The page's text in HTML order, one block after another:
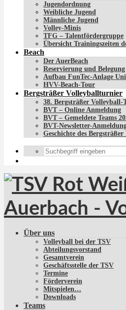
Jugendordnung
Weibliche Jugend
Männliche Jugend
Volley-Minis
TFG – Talentfördergruppe
Übersicht Trainingszeiten
Beach
Der AuerBeach
Reservierung und Belegung
Aufbau FunTec-Anlage
HVV-Beach-Tour
Bergsträßer Volleyballturnier
38. Bergsträßer Volleyball-
BVT – Online Anmeldung
BVT – Gemeldete Teams
BVT-Newsletter-
Geschichte des
Über uns
Volleyball bei der TSV
Abteilungsvorstand
Gesamtverein
Geschäftsstelle der TSV
Termine
Förderverein
Mitspielen…
Downloads
Teams